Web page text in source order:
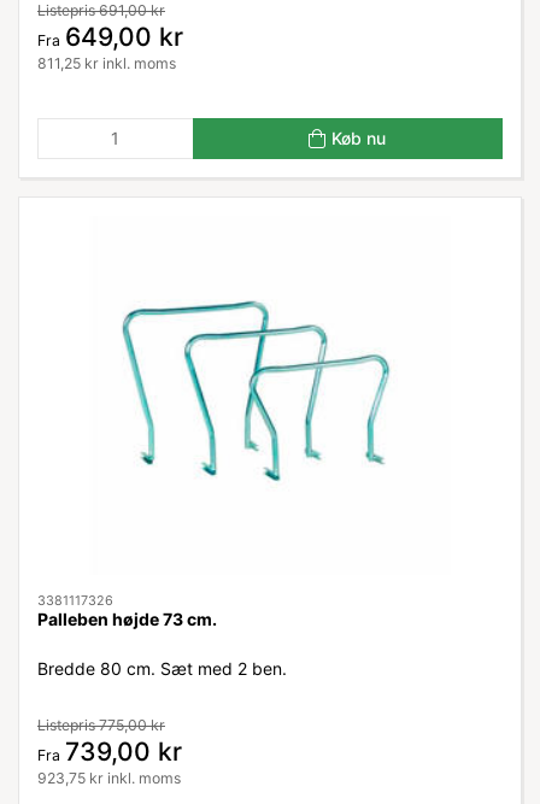
Listepris 691,00 kr
Fra 649,00 kr
811,25 kr inkl. moms
Køb nu
3381117326
Palleben højde 73 cm.
Bredde 80 cm. Sæt med 2 ben.
Listepris 775,00 kr
Fra 739,00 kr
923,75 kr inkl. moms